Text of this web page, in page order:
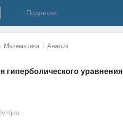
Подписки
Математика \ Анализ
уравнения
ru